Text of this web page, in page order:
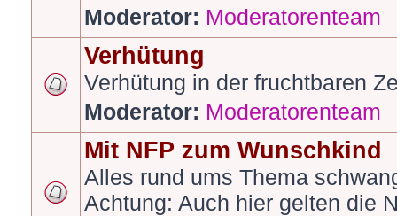
Moderator: Moderatorenteam
Verhütung
Verhütung in der fruchtbaren
Moderator: Moderatorenteam
Mit NFP zum Wunschkind
Alles rund ums Thema
Achtung: Auch hier gelten die